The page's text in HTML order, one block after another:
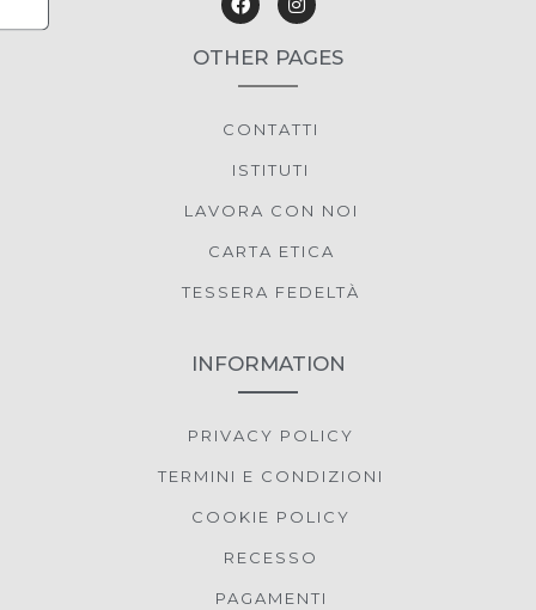
OTHER PAGES
CONTATTI
ISTITUTI
LAVORA CON NOI
CARTA ETICA
TESSERA FEDELTÀ
INFORMATION
PRIVACY POLICY
TERMINI E CONDIZIONI
COOKIE POLICY
RECESSO
PAGAMENTI